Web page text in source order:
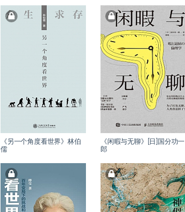
《另一个角度看世界》林伯
儒
《闲暇与无聊》[日]国分功一
郎